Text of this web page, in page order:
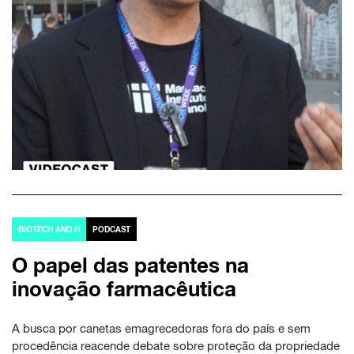
BIOTECH AND H PODCAST
O papel das patentes na
inovação farmacêutica
A busca por canetas emagrecedoras fora do país e sem
procedência reacende debate sobre proteção da propriedade